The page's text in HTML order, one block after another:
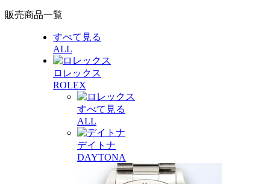
販売商品一覧
すべて見る
ALL
ロレックス
ROLEX
すべて見る
ALL
デイトナ
DAYTONA